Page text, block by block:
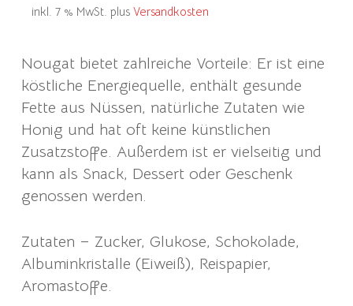
inkl. 7 % MwSt. plus Versandkosten
Nougat bietet zahlreiche Vorteile: Er ist eine
köstliche Energiequelle, enthält gesunde
Fette aus Nüssen, natürliche Zutaten wie
Honig und hat oft keine künstlichen
Zusatzstoffe. Außerdem ist er vielseitig und
kann als Snack, Dessert oder Geschenk
genossen werden.
Zutaten – Zucker, Glukose, Schokolade,
Albuminkristalle (Eiweiß), Reispapier,
Aromastoffe.